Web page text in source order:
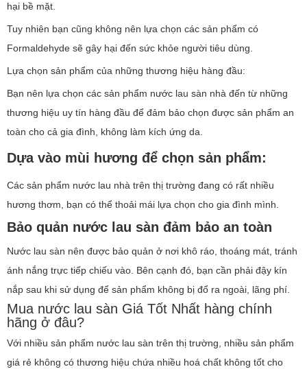
hại bề mặt.
Tuy nhiên bạn cũng không nên lựa chọn các sản phẩm có
Formaldehyde sẽ gây hại đến sức khỏe người tiêu dùng.
Lựa chọn sản phẩm của những thương hiệu hàng đầu:
Bạn nên lựa chọn các sản phẩm nước lau sàn nhà đến từ những
thương hiệu uy tín hàng đầu để đảm bảo chọn được sản phẩm an
toàn cho cả gia đình, không làm kích ứng da.
Dựa vào mùi hương để chọn sản phẩm:
Các sản phẩm nước lau nhà trên thị trường đang có rất nhiều
hương thơm, bạn có thể thoải mái lựa chọn cho gia đình mình.
Bảo quản nước lau sàn đảm bảo an toàn
Nước lau sàn nên được bảo quản ở nơi khô ráo, thoáng mát, tránh
ánh nắng trực tiếp chiếu vào. Bên cạnh đó, bạn cần phải đậy kín
nắp sau khi sử dụng để sản phẩm không bị đổ ra ngoài, lãng phí.
Mua nước lau sàn Giá Tốt Nhất hàng chính
hãng ở đâu?
Với nhiều sản phẩm nước lau sàn trên thị trường, nhiều sản phẩm
giá rẻ không có thương hiệu chứa nhiều hoá chất không tốt cho